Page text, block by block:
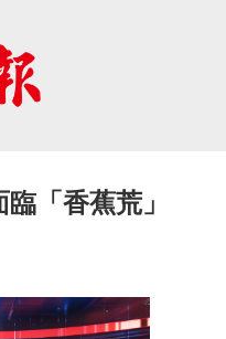
「香蕉荒」